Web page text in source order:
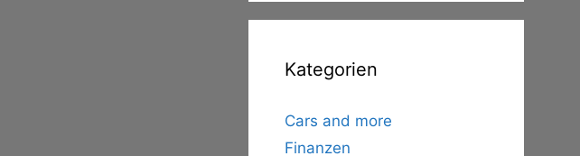
Kategorien
Cars and more
Finanzen